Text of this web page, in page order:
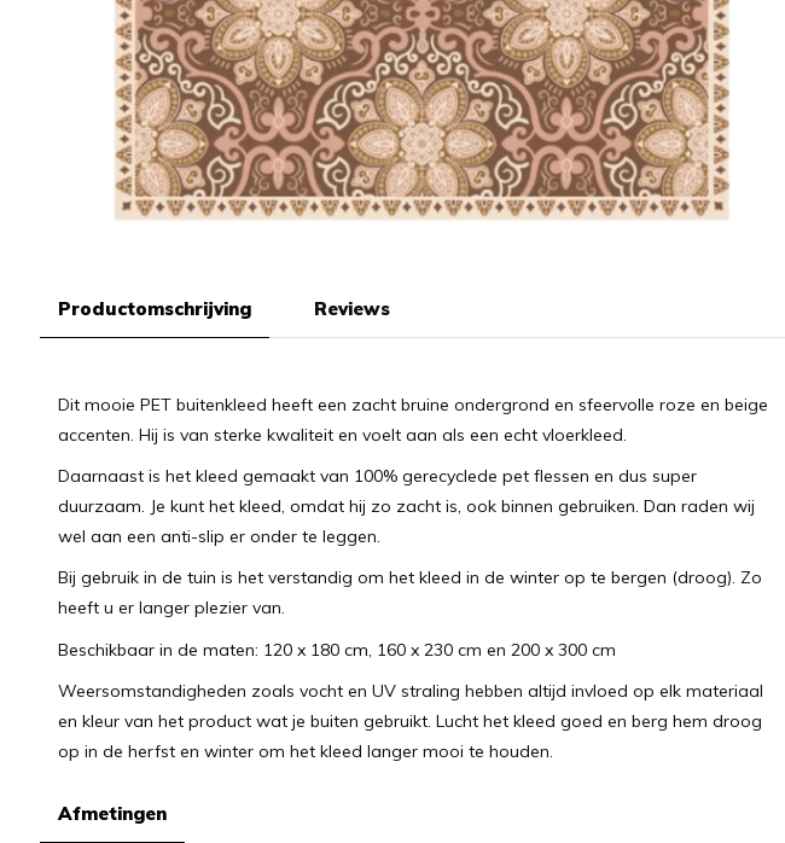
Productomschrijving Reviews
Dit mooie PET buitenkleed heeft een zacht bruine ondergrond en sfeervolle roze en beige
accenten. Hij is van sterke kwaliteit en voelt aan als een echt vloerkleed.
Daarnaast is het kleed gemaakt van 100% gerecyclede pet flessen en dus super
duurzaam. Je kunt het kleed, omdat hij zo zacht is, ook binnen gebruiken. Dan raden wij
wel aan een anti-slip er onder te leggen.
Bij gebruik in de tuin is het verstandig om het kleed in de winter op te bergen (droog). Zo
heeft u er langer plezier van.
Beschikbaar in de maten: 120 x 180 cm, 160 x 230 cm en 200 x 300 cm
Weersomstandigheden zoals vocht en UV straling hebben altijd invloed op elk materiaal
en kleur van het product wat je buiten gebruikt. Lucht het kleed goed en berg hem droog
op in de herfst en winter om het kleed langer mooi te houden.
Afmetingen